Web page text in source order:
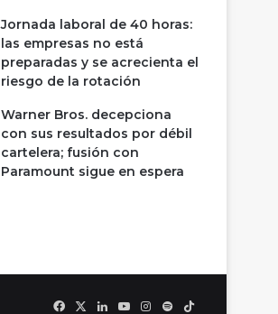
Jornada laboral de 40 horas:
las empresas no está
preparadas y se acrecienta el
riesgo de la rotación
Warner Bros. decepciona
con sus resultados por débil
cartelera; fusión con
Paramount sigue en espera
FacebookLinkedInYouTubeInstagram
SpotifyTikTok